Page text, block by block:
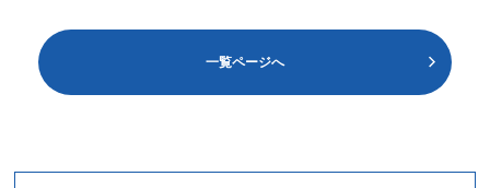
一覧ページへ